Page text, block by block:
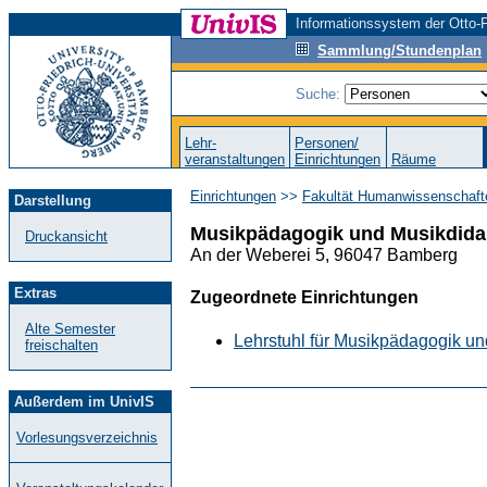
Informationssystem der
Sammlung/Stundenplan
Suche:
Lehr-
veranstaltungen
Personen/
Einrichtungen
Räume
Darstellung
Druckansicht
Extras
Alte Semester
freischalten
Außerdem im UnivIS
Vorlesungsverzeichnis
Einrichtungen >> Fakultät
Musikpädagogik und
An der Weberei 5, 96047 Bamberg
Zugeordnete Einrichtungen
Lehrstuhl für Musikpädagogik